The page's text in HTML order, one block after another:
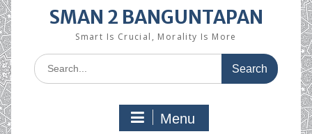
SMAN 2 BANGUNTAPAN
Smart Is Crucial, Morality Is More
Search
for:
Menu